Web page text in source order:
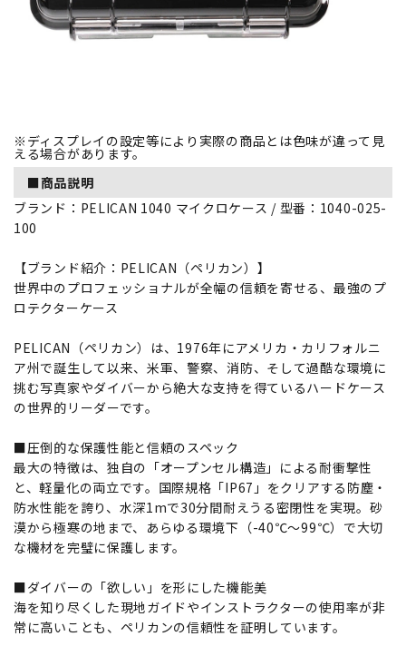
※ディスプレイの設定等により実際の商品とは色味が違って見
える場合があります。
■商品説明
ブランド：PELICAN 1040 マイクロケース / 型番：1040-025-
100
【ブランド紹介：PELICAN（ペリカン）】
世界中のプロフェッショナルが全幅の信頼を寄せる、最強のプ
ロテクターケース
PELICAN（ペリカン）は、1976年にアメリカ・カリフォルニ
ア州で誕生して以来、米軍、警察、消防、そして過酷な環境に
挑む写真家やダイバーから絶大な支持を得ているハードケース
の世界的リーダーです。
■圧倒的な保護性能と信頼のスペック
最大の特徴は、独自の「オープンセル構造」による耐衝撃性
と、軽量化の両立です。国際規格「IP67」をクリアする防塵・
防水性能を誇り、水深1mで30分間耐えうる密閉性を実現。砂
漠から極寒の地まで、あらゆる環境下（-40℃～99℃）で大切
な機材を完璧に保護します。
■ダイバーの「欲しい」を形にした機能美
海を知り尽くした現地ガイドやインストラクターの使用率が非
常に高いことも、ペリカンの信頼性を証明しています。